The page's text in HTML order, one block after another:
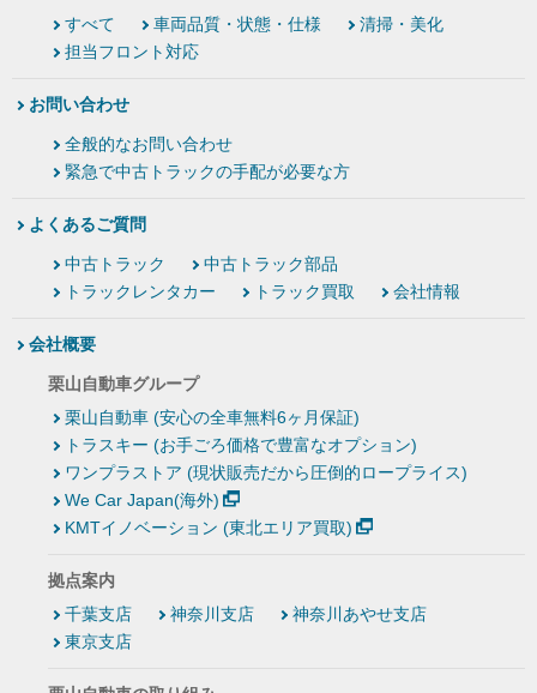
すべて 車両品質・状態・仕様
清掃・美化
担当フロント対応
お問い合わせ
全般的なお問い合わせ
緊急で中古トラックの手配が必要な方
よくあるご質問
中古トラック
中古トラック部品
トラックレンタカー
トラック買取 会社情報
会社概要
栗山自動車グループ
栗山自動車 (安心の全車無料6ヶ月保証)
トラスキー (お手ごろ価格で豊富なオプション)
ワンプラストア (現状販売だから圧倒的ロープライス)
We Car Japan(海外)
KMTイノベーション (東北エリア買取)
拠点案内
千葉支店
神奈川支店
神奈川あやせ支店
東京支店